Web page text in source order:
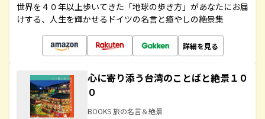
世界を４０年以上歩いてきた「地球の歩き方」があなたにお届
けする、人生を輝かせるドイツの名言と癒やしの絶景集
詳細を見る
心に寄り添う台湾のことばと絶景１０
０
BOOKS 旅の名言＆絶景